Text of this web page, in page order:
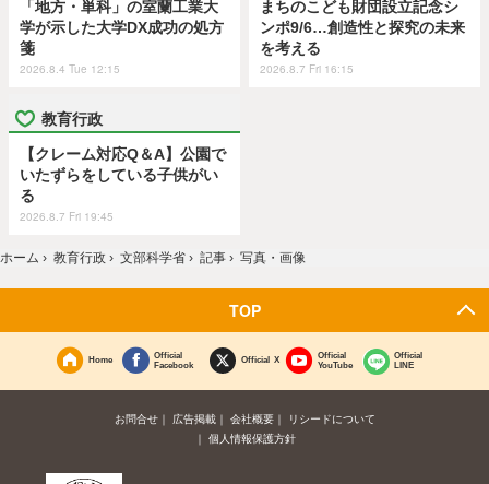
「地方・単科」の室蘭工業大
学が示した大学DX成功の処方
箋
2026.8.4 Tue 12:15
まちのこども財団設立記念シ
ンポ9/6…創造性と探究の未来
を考える
2026.8.7 Fri 16:15
教育行政
【クレーム対応Q＆A】公園で
いたずらをしている子供がい
る
2026.8.7 Fri 19:45
ホーム › 教育行政 › 文部科学省 › 記事 › 写真・画像
TOP
Home
Official
Facebook
Official X
Official
YouTube
Official
LINE
お問合せ 広告掲載 会社概要
リシードについて
個人情報保護方針